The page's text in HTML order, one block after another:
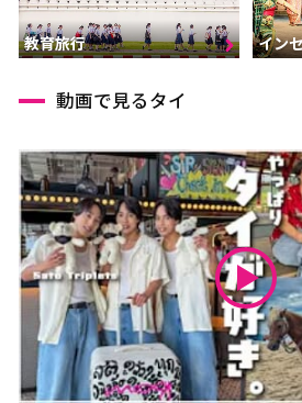
教育旅行 イン
動画で見るタイ